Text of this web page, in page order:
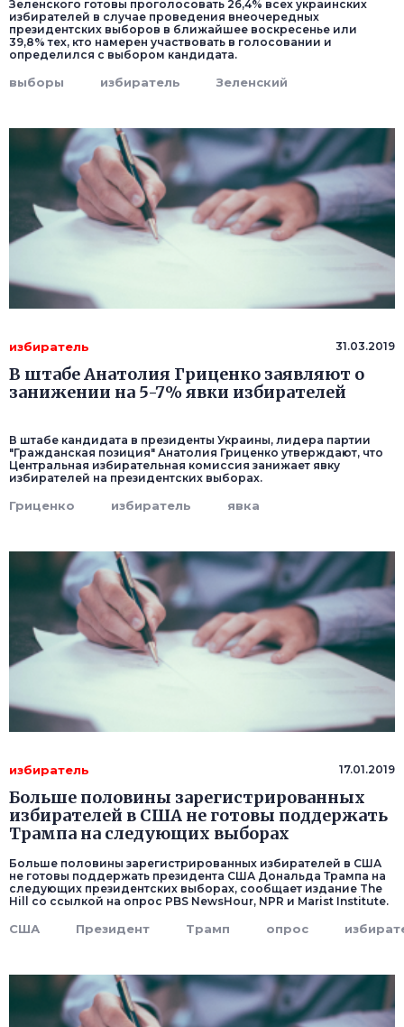
Зеленского готовы проголосовать 26,4% всех украинских
избирателей в случае проведения внеочередных
президентских выборов в ближайшее воскресенье или
39,8% тех, кто намерен участвовать в голосовании и
определился с выбором кандидата.
выборы избиратель Зеленский
избиратель 31.03.2019
В штабе Анатолия Гриценко заявляют о
занижении на 5-7% явки избирателей
В штабе кандидата в президенты Украины, лидера партии
"Гражданская позиция" Анатолия Гриценко утверждают, что
Центральная избирательная комиссия занижает явку
избирателей на президентских выборах.
Гриценко избиратель явка
избиратель 17.01.2019
Больше половины зарегистрированных
избирателей в США не готовы поддержать
Трампа на следующих выборах
Больше половины зарегистрированных избирателей в США
не готовы поддержать президента США Дональда Трампа на
следующих президентских выборах, сообщает издание The
Hill со ссылкой на опрос PBS NewsHour, NPR и Marist Institute.
США Президент Трамп опрос